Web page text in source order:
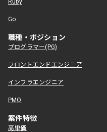
Ruby
Go
職種・ポジション
プログラマー(PG)
フロントエンドエンジニア
インフラエンジニア
PMO
案件特徴
高単価